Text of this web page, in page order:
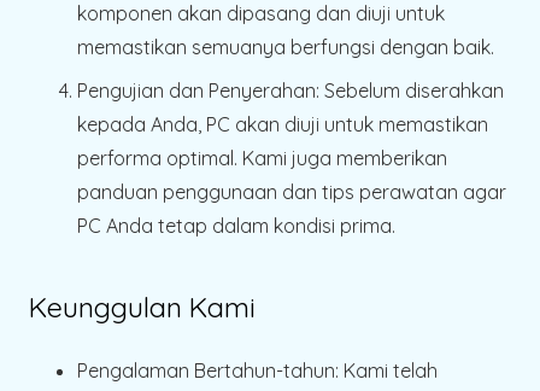
komponen akan dipasang dan diuji untuk
memastikan semuanya berfungsi dengan baik.
Pengujian dan Penyerahan: Sebelum diserahkan
kepada Anda, PC akan diuji untuk memastikan
performa optimal. Kami juga memberikan
panduan penggunaan dan tips perawatan agar
PC Anda tetap dalam kondisi prima.
Keunggulan Kami
Pengalaman Bertahun-tahun: Kami telah